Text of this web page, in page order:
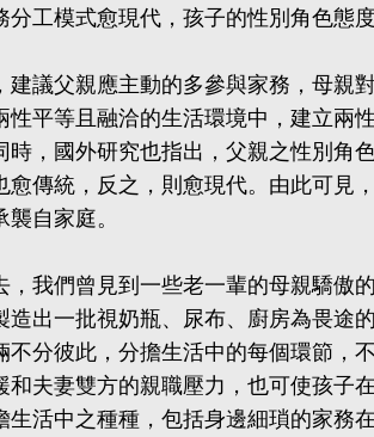
分工模式愈現代，孩子的性別角色態度
建議父親應主動的多參與家務，母親
性平等且融洽的生活環境中，建立兩
時，國外研究也指出，父親之性別角
愈傳統，反之，則愈現代。由此可見
自家庭。
，我們曾見到一些老一輩的母親驕傲
造出一批視奶瓶、尿布、廚房為畏途
不分彼此，分擔生活中的每個環節，
和夫妻雙方的親職壓力，也可使孩子
生活中之種種，包括身邊細瑣的家務在